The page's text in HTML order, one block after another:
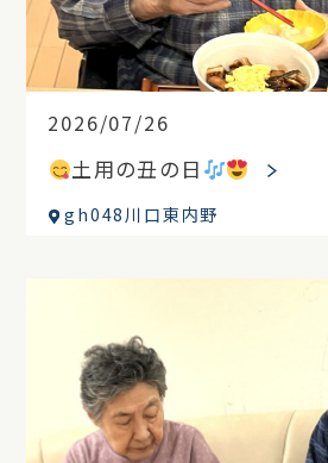
2026/07/26
土用の丑の日
gh048川口東内野